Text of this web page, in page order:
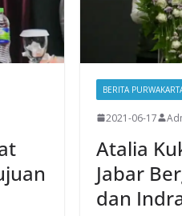
BERITA
2021-06-17
Atalia
Jabar
dan